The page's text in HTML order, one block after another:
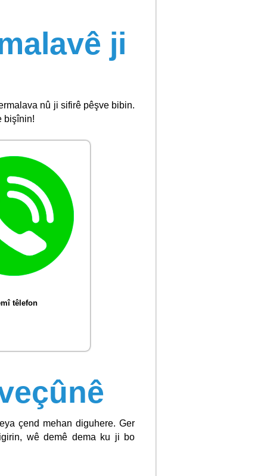
ji
nû ji sifirê pêşve bibin.
bişînin!
têlefon
çend mehan diguhere. Ger
wê demê dema ku ji bo